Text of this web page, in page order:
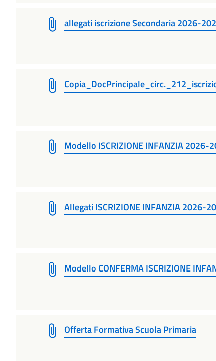
allegati iscrizione Secondaria 2026-
Modello ISCRIZIONE INFANZIA 2026-
Allegati ISCRIZIONE INFANZIA 2026-
Modello CONFERMA ISCRIZIONE
Offerta Formativa Scuola Primaria